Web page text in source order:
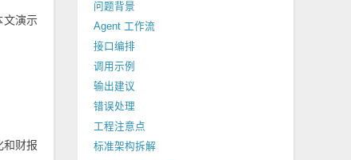
文演示
和财报
问题背景
Agent 工作流
接口编排
调用示例
输出建议
错误处理
工程注意点
标准架构拆解